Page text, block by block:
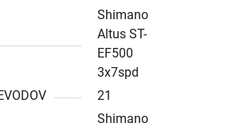
Shimano
Altus ST-
EF500
3x7spd
21
Shimano